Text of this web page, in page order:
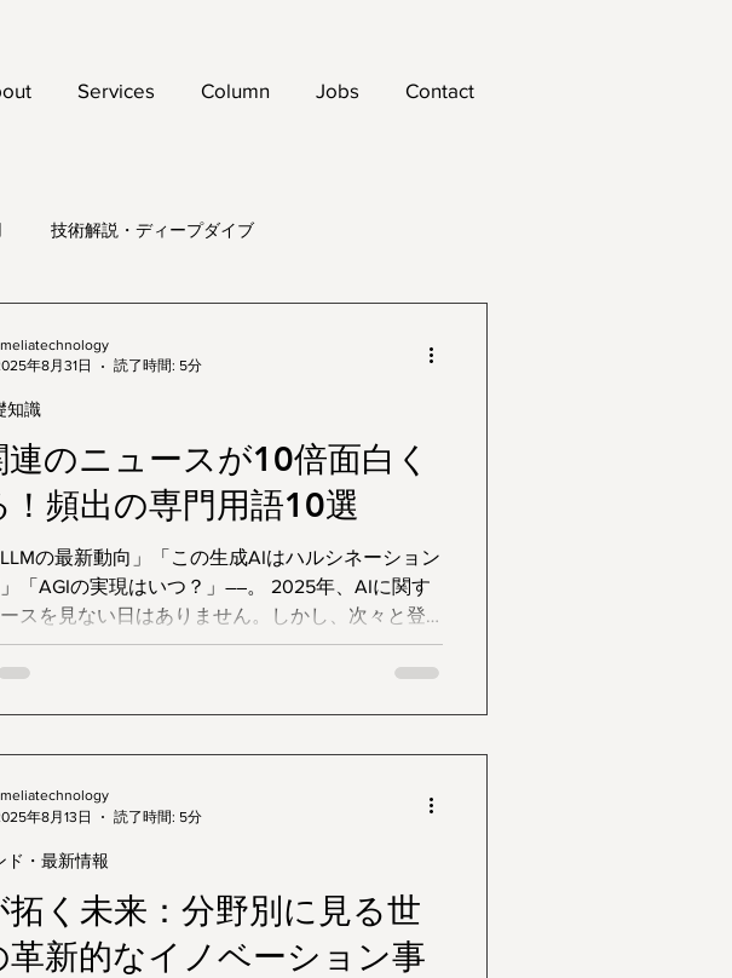
Services Column Jobs Contact
技術解説・ディープダイブ
のニュースが10倍面白く
！頻出の専門用語10選
LLMの最新動向」「この生成AIはハルシネーション
AGIの実現はいつ？」――。 2025年、AIに関す
スを見ない日はありません。しかし、次々と登
タカナ語やアルファベットの略語に、少し戸惑
とはないでしょうか？ 実は、頻繁に使われ
、サッカーの基本ルールを知ることで、試合観
しくなるのと同じです。 今回は、AIのニュー
解くための「鍵」となる、超頻出の専門用語10
どこよりも分かりやすく解説します。
知識
年8月31日
読了時間: 5分
く未来：分野別に見る世
革新的なイノベーション事
ド・最新情報
年8月13日
読了時間: 5分